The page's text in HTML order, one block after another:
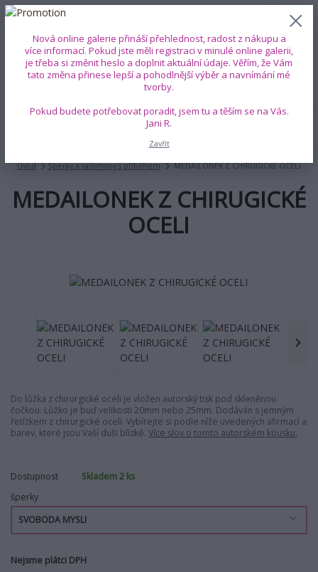
Menu
+420 739 353 708 0 ks
0 Kč
Úvod Šperky a talismany s příběhem MEDAILONEK Z CHIRUGICKÉ OCELI
MEDAILONEK Z CHIRUGICKÉ
OCELI
Do lůžka z chirurgické oceli je vložen autorský tisk pod skleněnou
čočkou. Lůžko je buď velikosti 20mm nebo 25mm. Dodáván s jemným
řetízkem z chirurgické oceli. Vybírejte si podle níže uvedených afirmací a
barev, které jsou Vaší duši blízké. Více slov o tomto autorském kousku.
Dostupnost
Skladem 2 ks
šperky
Nejsme plátci DPH
Nová online galerie přináší přehlednost, radost z nákupu a
více informací. Pokud jste měli registraci v minulé online galerii,
je třeba si změnit heslo a doplnit aktuální údaje. Věřím, že Vám
tato změna přinese lepší a pohodlnější výběr a navnímání mé
tvorby.
Pokud budete potřebovat poradit, jsem tu a těším se na Vás.
Jani R.
Zavřít